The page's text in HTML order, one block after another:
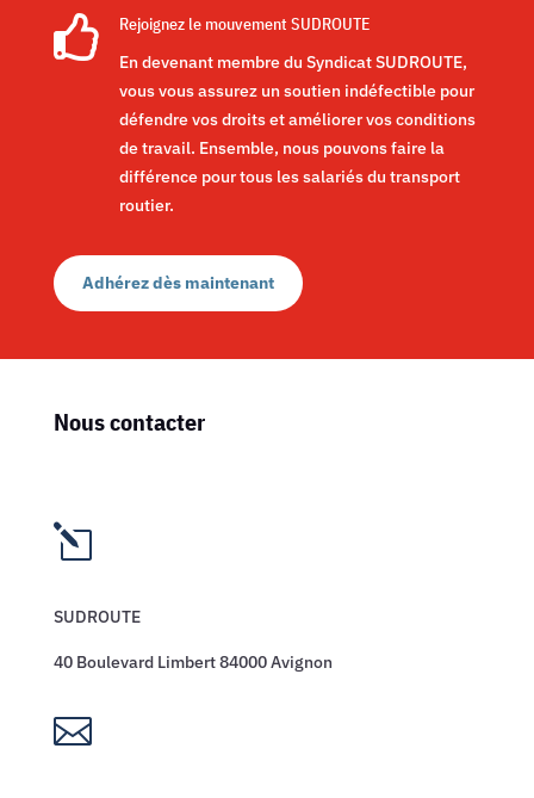

Rejoignez le mouvement SUDROUTE
En devenant membre du Syndicat SUDROUTE,
vous vous assurez un soutien indéfectible pour
défendre vos droits et améliorer vos conditions
de travail. Ensemble, nous pouvons faire la
différence pour tous les salariés du transport
routier.
Adhérez dès maintenant
Nous contacter
l
SUDROUTE
40 Boulevard Limbert 84000 Avignon
